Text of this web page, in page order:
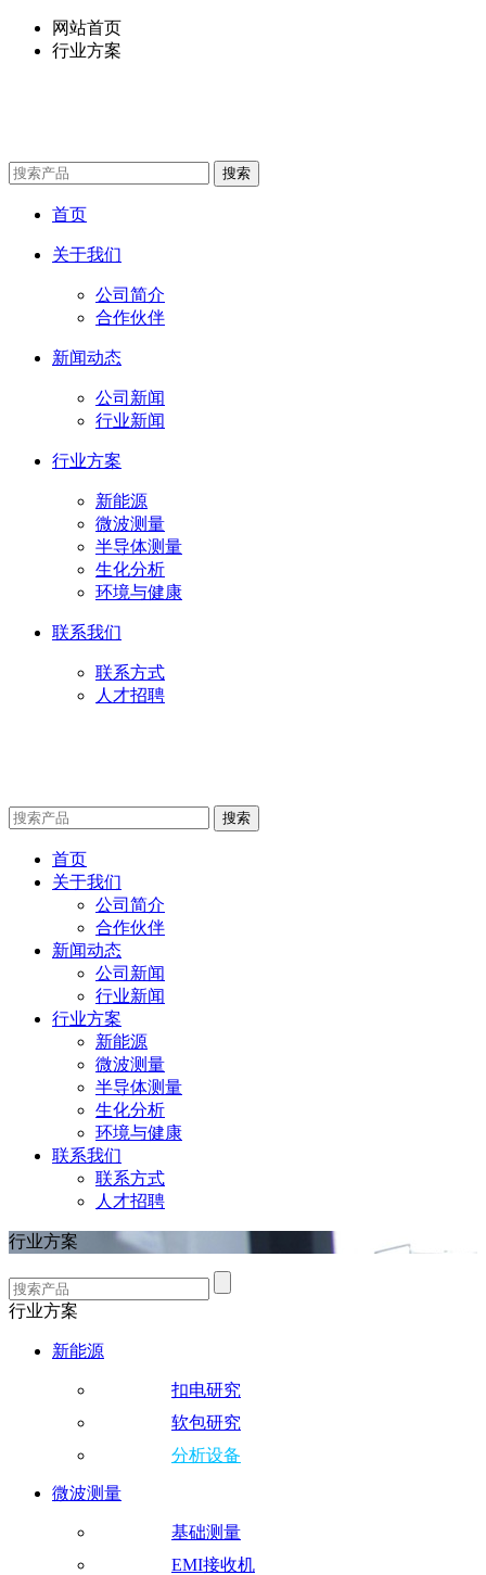
网站首页
行业方案
首页
关于我们
公司简介
合作伙伴
新闻动态
公司新闻
行业新闻
行业方案
新能源
微波测量
半导体测量
生化分析
环境与健康
联系我们
联系方式
人才招聘
首页
关于我们
公司简介
合作伙伴
新闻动态
公司新闻
行业新闻
行业方案
新能源
微波测量
半导体测量
生化分析
环境与健康
联系我们
联系方式
人才招聘
行业方案
行业方案
新能源
扣电研究
软包研究
分析设备
微波测量
基础测量
EMI接收机